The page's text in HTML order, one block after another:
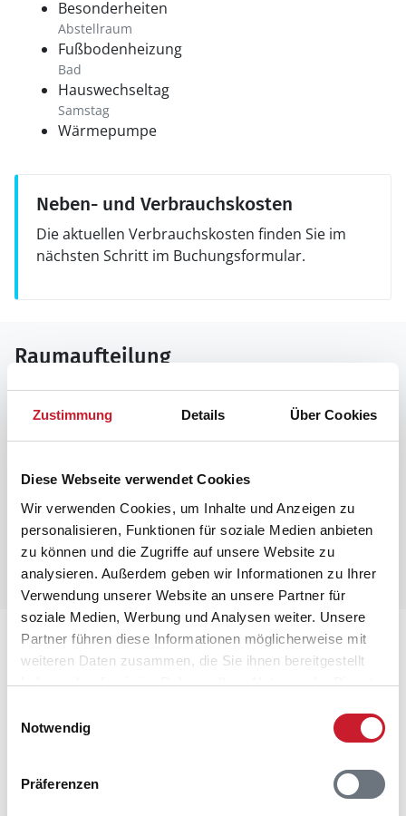
Zustimmung Details Über Cookies
Diese Webseite verwendet Cookies
Wir verwenden Cookies, um Inhalte und Anzeigen zu
personalisieren, Funktionen für soziale Medien anbieten
zu können und die Zugriffe auf unsere Website zu
analysieren. Außerdem geben wir Informationen zu Ihrer
Verwendung unserer Website an unsere Partner für
soziale Medien, Werbung und Analysen weiter. Unsere
Partner führen diese Informationen möglicherweise mit
weiteren Daten zusammen, die Sie ihnen bereitgestellt
haben oder die sie im Rahmen Ihrer Nutzung der Dienste
Notwendig
Präferenzen
Besonderheiten
Abstellraum
Fußbodenheizung
Bad
Hauswechseltag
Samstag
Wärmepumpe
Neben- und Verbrauchskosten
Die aktuellen Verbrauchskosten finden Sie im
nächsten Schritt im Buchungsformular.
Raumaufteilung
Lageplan
Adresse
Bjerregårdsvej 446
6960 Hvide Sande